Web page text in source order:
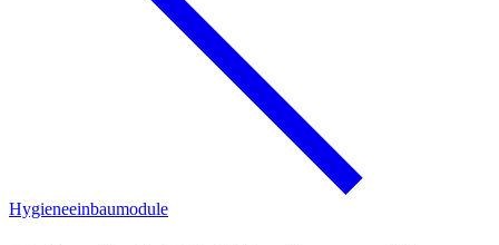
Hygieneeinbaumodule